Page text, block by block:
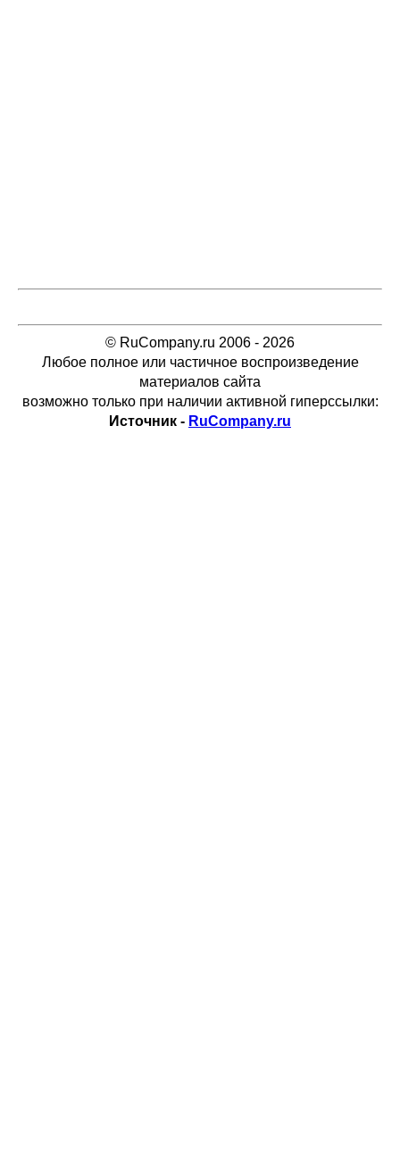
© RuCompany.ru 2006 - 2026
Любое полное или частичное воспроизведение
материалов сайта
возможно только при наличии активной гиперссылки:
Источник - RuCompany.ru